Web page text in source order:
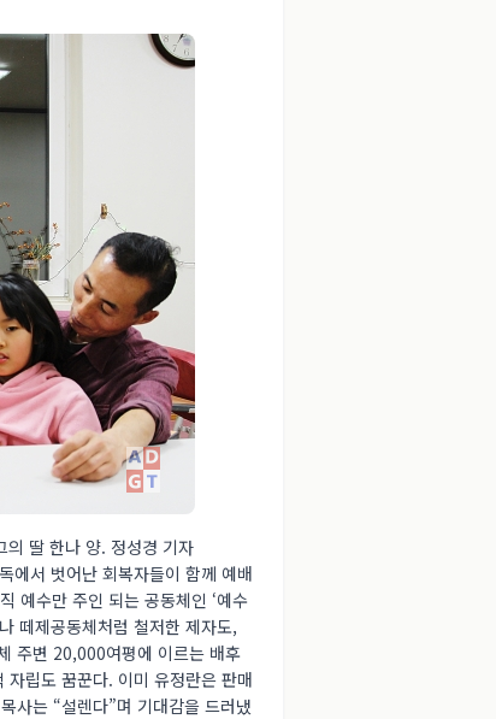
의 딸 한나 양. 정성경 기자
에서 벗어난 회복자들이 함께 예배
예수만 주인 되는 공동체인 ‘예수
떼제공동체처럼 철저한 제자도,
주변 20,000여평에 이르는 배후
립도 꿈꾼다. 이미 유정란은 판매
사는 “설렌다”며 기대감을 드러냈